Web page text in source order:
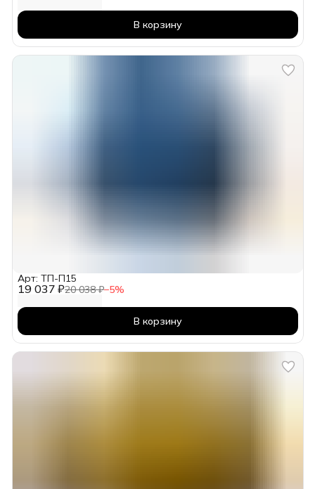
В корзину
19 037 ₽20 038 ₽−5%
Арт: ТП-П15
В корзину